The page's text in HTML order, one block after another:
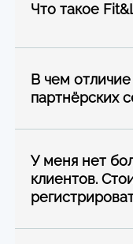
Что такое
В чем отличие
партнёрских
У меня нет
клиентов.